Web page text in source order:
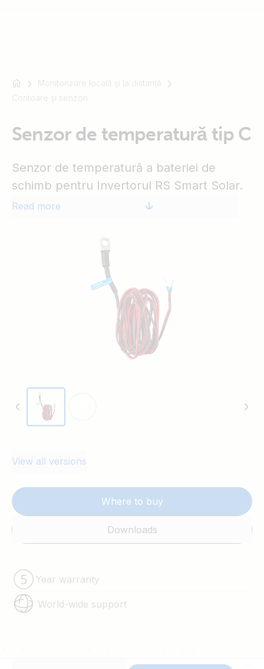
example
Multiplus-
SmartShunt
Monitorizare locală și la distanță
Contoare și senzori
Senzor de temperatură tip C
Senzor de temperatură a bateriei de
schimb pentru Invertorul RS Smart Solar.
Read more
View all versions
Where to buy
Downloads
Year warranty
World-wide support